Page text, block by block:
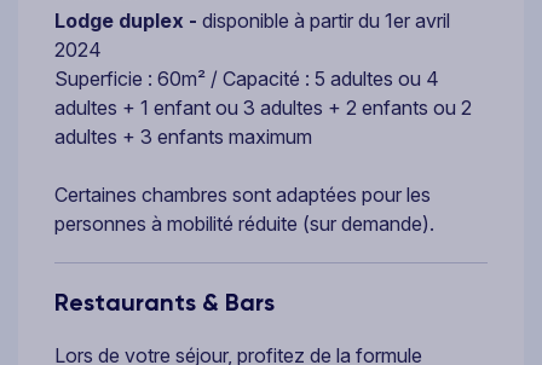
Lodge duplex - disponible à partir du 1er avril
2024
Superficie : 60m² / Capacité : 5 adultes ou 4
adultes + 1 enfant ou 3 adultes + 2 enfants ou 2
adultes + 3 enfants maximum
Certaines chambres sont adaptées pour les
personnes à mobilité réduite (sur demande).
Restaurants & Bars
Lors de votre séjour, profitez de la formule